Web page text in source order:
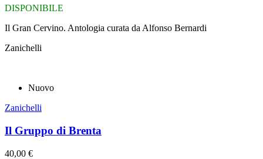
DISPONIBILE
Il Gran Cervino. Antologia curata da Alfonso Bernardi
Zanichelli
Nuovo
Zanichelli
Il Gruppo di Brenta
40,00 €